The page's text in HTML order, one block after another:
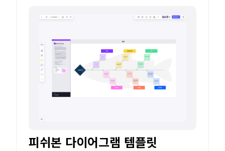
피쉬본 다이어그램 템플릿